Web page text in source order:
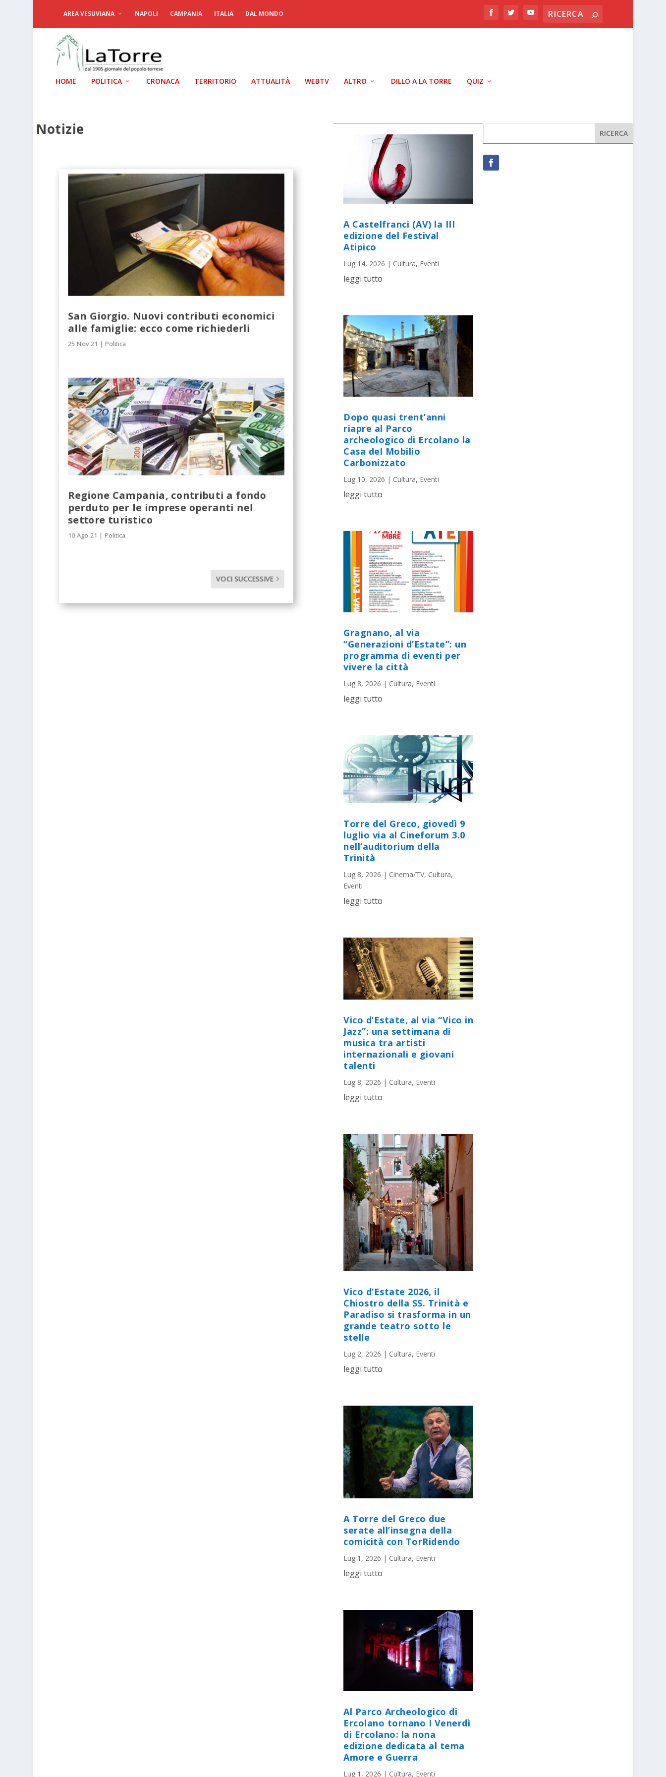
AREA VESUVIANA NAPOLI CAMPANIA ITALIA DAL MONDO
HOME POLITICA CRONACA TERRITORIO ATTUALITÀ WEBTV ALTRO DILLO A LA TORRE QUIZ
Notizie
San Giorgio. Nuovi contributi economici
alle famiglie: ecco come richiederli
25 Nov 21 | Politica
Regione Campania, contributi a fondo
perduto per le imprese operanti nel
settore turistico
10 Ago 21 | Politica
VOCI SUCCESSIVE
A Castelfranci (AV) la III
edizione del Festival
Atipico
Lug 14, 2026 | Cultura, Eventi
leggi tutto
Dopo quasi trent’anni
riapre al Parco
archeologico di Ercolano la
Casa del Mobilio
Carbonizzato
Lug 10, 2026 | Cultura, Eventi
leggi tutto
Gragnano, al via
“Generazioni d’Estate”: un
programma di eventi per
vivere la città
Lug 8, 2026 | Cultura, Eventi
leggi tutto
Torre del Greco, giovedì 9
luglio via al Cineforum 3.0
nell’auditorium della
Trinità
Lug 8, 2026 | Cinema/TV, Cultura,
Eventi
leggi tutto
Vico d’Estate, al via “Vico in
Jazz”: una settimana di
musica tra artisti
internazionali e giovani
talenti
Lug 8, 2026 | Cultura, Eventi
leggi tutto
Vico d’Estate 2026, il
Chiostro della SS. Trinità e
Paradiso si trasforma in un
grande teatro sotto le
stelle
Lug 2, 2026 | Cultura, Eventi
leggi tutto
A Torre del Greco due
serate all’insegna della
comicità con TorRidendo
Lug 1, 2026 | Cultura, Eventi
leggi tutto
Al Parco Archeologico di
Ercolano tornano I Venerdì
di Ercolano: la nona
edizione dedicata al tema
Amore e Guerra
Lug 1, 2026 | Cultura, Eventi